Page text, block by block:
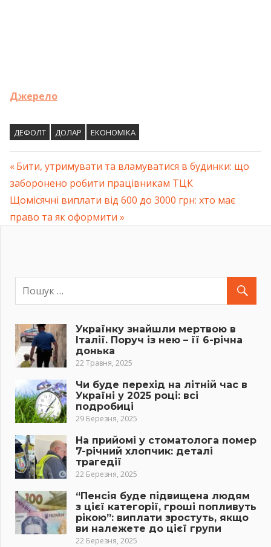
Джерело
ДЕФОЛТ ДОЛАР ЕКОНОМІКА
Навігація
записів
Previous
Post:
Бити, утримувати та вламуватися в будинки: що
заборонено робити працівникам ТЦК
Next
Post:
Щомісячні виплати від 600 до 3000 грн: хто має
право та як оформити
Українку знайшли мертвою в
Італії. Поруч із нею – її 6-річна
донька
22 Травня, 2025
Чи буде перехід на літній час в
Україні у 2025 році: всі
подробиці
29 Березня, 2025
На прийомі у стоматолога помер
7-річний хлопчик: деталі
трагедії
22 Березня, 2025
“Пенсія буде підвищена людям
з цієї категорії, гроші попливуть
рікою”: виплати зростуть, якщо
ви належете до цієї групи
22 Березня, 2025